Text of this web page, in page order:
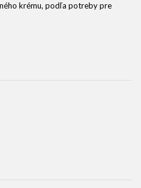
krému, podľa potreby pre